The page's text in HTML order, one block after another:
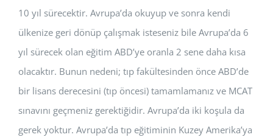
10 yıl sürecektir. Avrupa’da okuyup ve sonra kendi
ülkenize geri dönüp çalışmak isteseniz bile Avrupa’da 6
yıl sürecek olan eğitim ABD’ye oranla 2 sene daha kısa
olacaktır. Bunun nedeni; tıp fakültesinden önce ABD’de
bir lisans derecesini (tıp öncesi) tamamlamanız ve MCAT
sınavını geçmeniz gerektiğidir. Avrupa’da iki koşula da
gerek yoktur. Avrupa’da tıp eğitiminin Kuzey Amerika’ya